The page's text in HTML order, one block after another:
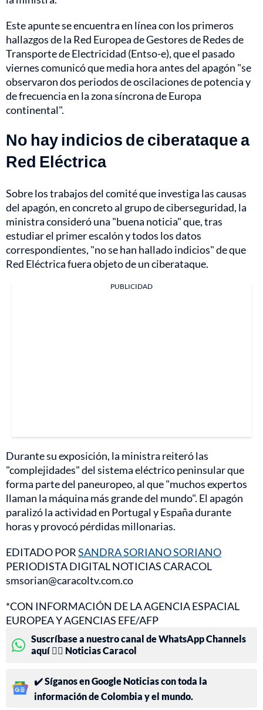
Este apunte se encuentra en línea con los primeros
hallazgos de la Red Europea de Gestores de Redes de
Transporte de Electricidad (Entso-e), que el pasado
viernes comunicó que media hora antes del apagón "se
observaron dos periodos de oscilaciones de potencia y
de frecuencia en la zona síncrona de Europa
continental".
No hay indicios de ciberataque a
Red Eléctrica
Sobre los trabajos del comité que investiga las causas
del apagón, en concreto al grupo de ciberseguridad, la
ministra consideró una "buena noticia" que, tras
estudiar el primer escalón y todos los datos
correspondientes, "no se han hallado indicios" de que
Red Eléctrica fuera objeto de un ciberataque.
PUBLICIDAD
Durante su exposición, la ministra reiteró las
"complejidades" del sistema eléctrico peninsular que
forma parte del paneuropeo, al que "muchos expertos
llaman la máquina más grande del mundo". El apagón
paralizó la actividad en Portugal y España durante
horas y provocó pérdidas millonarias.
EDITADO PORSANDRA SORIANO SORIANO
PERIODISTA DIGITAL NOTICIAS CARACOL
smsorian@caracoltv.com.co
*CON INFORMACIÓN DE LA AGENCIA ESPACIAL
EUROPEA Y AGENCIAS EFE/AFP
Suscríbase a nuestro canal de WhatsApp Channels
aquí 👉🏻 Noticias Caracol
✔️ Síganos en Google Noticias con toda la
información de Colombia y el mundo.